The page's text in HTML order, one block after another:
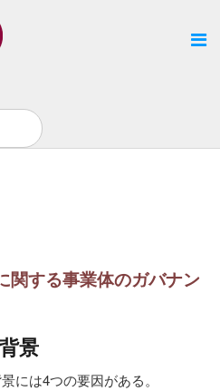
関する事業体のガバナン
景
には4つの要因がある。